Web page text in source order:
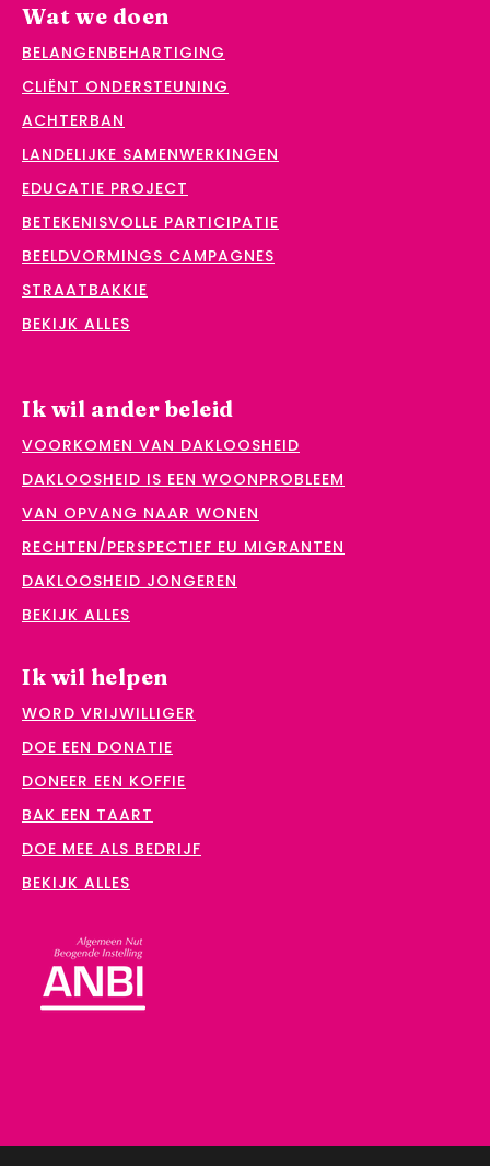
Wat we doen
BELANGENBEHARTIGING
CLIËNT ONDERSTEUNING
ACHTERBAN
LANDELIJKE SAMENWERKINGEN
EDUCATIE PROJECT
BETEKENISVOLLE PARTICIPATIE
BEELDVORMINGS CAMPAGNES
STRAATBAKKIE
BEKIJK ALLES
Ik wil ander beleid
VOORKOMEN VAN DAKLOOSHEID
DAKLOOSHEID IS EEN WOONPROBLEEM
VAN OPVANG NAAR WONEN
RECHTEN/PERSPECTIEF EU MIGRANTEN
DAKLOOSHEID JONGEREN
BEKIJK ALLES
Ik wil helpen
WORD VRIJWILLIGER
DOE EEN DONATIE
DONEER EEN KOFFIE
BAK EEN TAART
DOE MEE ALS BEDRIJF
BEKIJK ALLES